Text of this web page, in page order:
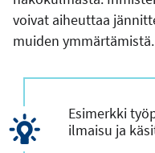
voivat aiheuttaa
muiden ymmärtämistä.
Esimerkki
ilmaisu ja